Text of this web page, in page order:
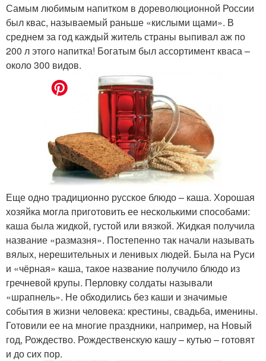
Самым любимым напитком в дореволюционной России
был квас, называемый раньше «кислыми щами». В
среднем за год каждый житель страны выпивал аж по
200 л этого напитка! Богатым был ассортимент кваса –
около 300 видов.
Еще одно традиционно русское блюдо – каша. Хорошая
хозяйка могла приготовить ее несколькими способами:
каша была жидкой, густой или вязкой. Жидкая получила
название «размазня». Постепенно так начали называть
вялых, нерешительных и ленивых людей. Была на Руси
и «чёрная» каша, такое название получило блюдо из
гречневой крупы. Перловку солдаты называли
«шрапнель». Не обходились без каши и значимые
события в жизни человека: крестины, свадьба, именины.
Готовили ее на многие праздники, например, на Новый
год, Рождество. Рождественскую кашу – кутью – готовят
и до сих пор.